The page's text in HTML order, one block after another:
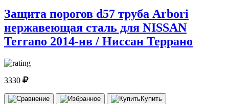
Защита порогов d57 труба Arbori
нержавеющая сталь для NISSAN
Terrano 2014-нв / Ниссан Террано
3330
Купить